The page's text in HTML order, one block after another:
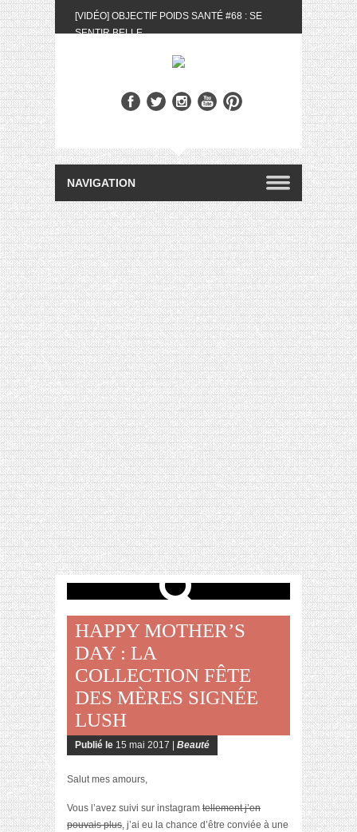
[VIDÉO] OBJECTIF POIDS SANTÉ #68 : SE
SENTIR BELLE
BIOTYFULL BOX DU MOIS DE MAI 2024 FEAT.
[VIDÉO] QUITOQUE #10 : MEAL PREP &
CONVIVIALITÉ
[VIDÉO] UNBOXING : LES MY LITTLE &
BIOTYFULL BOX DU MOIS D’AVRIL 2024
FEAT. AKILA
[VIDÉO] OBJECTIF POIDS SANTÉ #67 : L’AVIS
DES AUTRES, CE N’EST QUE LA VIE DES
AUTRES
[VIDÉO] UNBOXING : LES MY LITTLE &
BIOTYFULL BOX DES MOIS DE FÉVRIER ET
MARS 2024 FEAT. AKILA
[VIDÉO] LA SÉLECTION DU MOIS
#JANVIER2024
[VIDÉO] HELLOFRESH #34 : IDÉES
RECETTES RISOTTO
HAPPY MOTHER’S
DAY : LA
COLLECTION FÊTE
DES MÈRES SIGNÉE
LUSH
Publié le 15 mai 2017 | Beauté
Salut mes amours,
Vous l’avez suivi sur instagram tellement j’en
pouvais plus, j’ai eu la chance d’être conviée à une